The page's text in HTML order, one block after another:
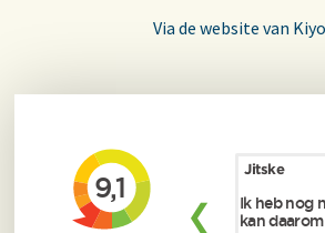
Via de website van